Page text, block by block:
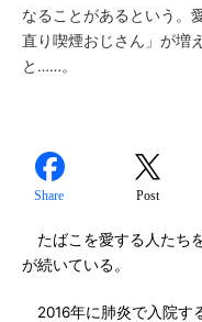
なることがあるという。
直り喫煙おじさん」が増
と……。
Share Post
たばこを愛する人たち
が続いている。
2016年に肺炎で入院す